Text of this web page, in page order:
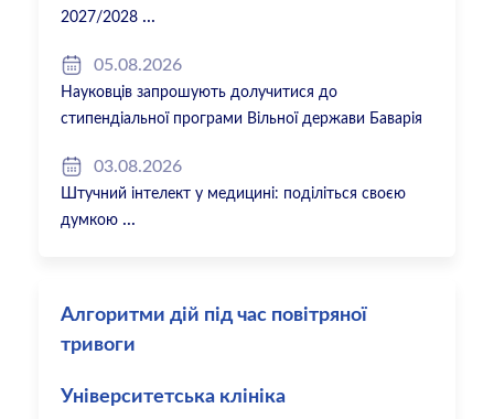
2027/2028
05.08.2026
Науковців запрошують долучитися до
стипендіальної програми Вільної держави Баварія
03.08.2026
Штучний інтелект у медицині: поділіться своєю
думкою
Алгоритми дій під час повітряної
тривоги
Університетська клініка